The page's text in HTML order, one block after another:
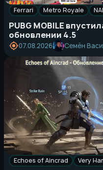
Ferrari Metro Royale
PUBG MOBILE
обновлении 4.5
07.08.2026 Семён
Echoes of Aincrad Very